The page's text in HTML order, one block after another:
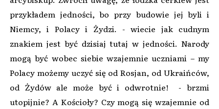
przykładem jedności, bo przy budowie jej byli i
Niemcy, i Polacy i Żydzi. - wiecie jak cudnym
znakiem jest być dzisiaj tutaj w jedności. Narody
mogą być wobec siebie wzajemnie uczniami – my
Polacy możemy uczyć się od Rosjan, od Ukraińców,
od Żydów ale może być i odwrotnie! - brzmi
utopijnie? A Kościoły? Czy mogą się wzajemnie od